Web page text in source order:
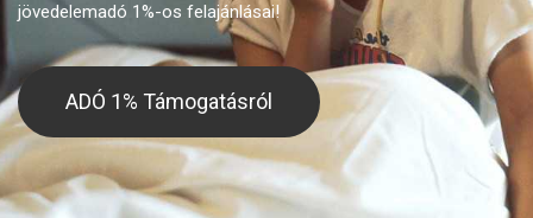
jövedelemadó 1%-os felajánlásai!
ADÓ 1% Támogatásról